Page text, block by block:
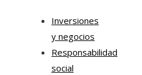
Inversiones
y negocios
Responsabilidad
social